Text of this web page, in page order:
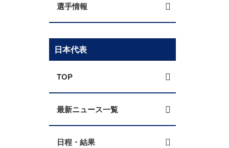
選手情報
日本代表
TOP
最新ニュース一覧
日程・結果